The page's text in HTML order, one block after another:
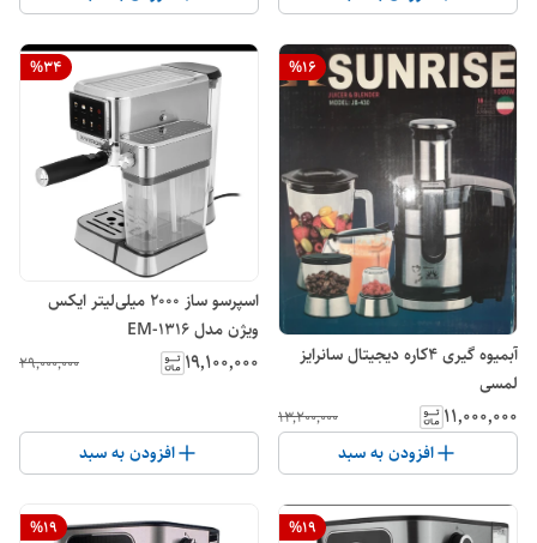
%16
آبمیوه گیری ۴کاره دیجیتال سانرایز
لمسی
۱۱٬۰۰۰٬۰۰۰ ۱۳٬۲۰۰٬۰۰۰
افزودن به سبد
%34
اسپرسو ساز 2000 میلی‌لیتر ایکس
ویژن مدل EM-1316
۱۹٬۱۰۰٬۰۰۰ ۲۹٬۰۰۰٬۰۰۰
افزودن به سبد
%19
%19